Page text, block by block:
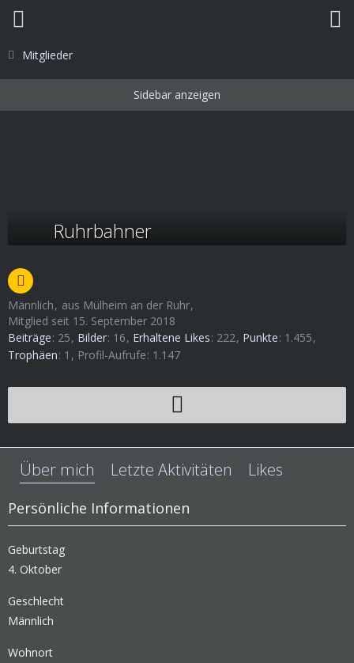
Mitglieder
Ruhrbahner
Männlich
aus Mülheim an der Ruhr
Mitglied seit 15. September 2018
Beiträge 25 Bilder 16 Erhaltene Likes 222 Punkte 1.455
Trophäen 1 Profil-Aufrufe 1.147
Über mich Letzte Aktivitäten Likes
Persönliche Informationen
Geburtstag
4. Oktober
Geschlecht
Männlich
Wohnort